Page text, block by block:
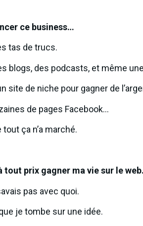
ce business…
tas de trucs.
blogs, des podcasts, et même
site de niche pour gagner de
de pages Facebook…
ça n’a marché.
tout prix gagner ma vie sur le
pas avec quoi.
je tombe sur une idée.